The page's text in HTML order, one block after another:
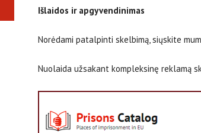
Išlaidos ir apgyvendinimas
Norėdami patalpinti skelbimą, siųskite
Nuolaida užsakant kompleksinę reklamą